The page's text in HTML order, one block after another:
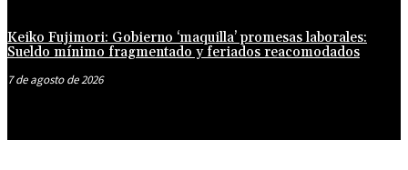
Keiko Fujimori: Gobierno ‘maquilla’ promesas laborales:
Sueldo mínimo fragmentado y feriados reacomodados
7 de agosto de 2026